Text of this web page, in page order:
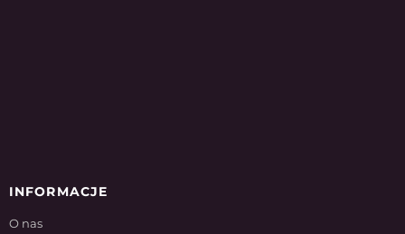
INFORMACJE
O nas